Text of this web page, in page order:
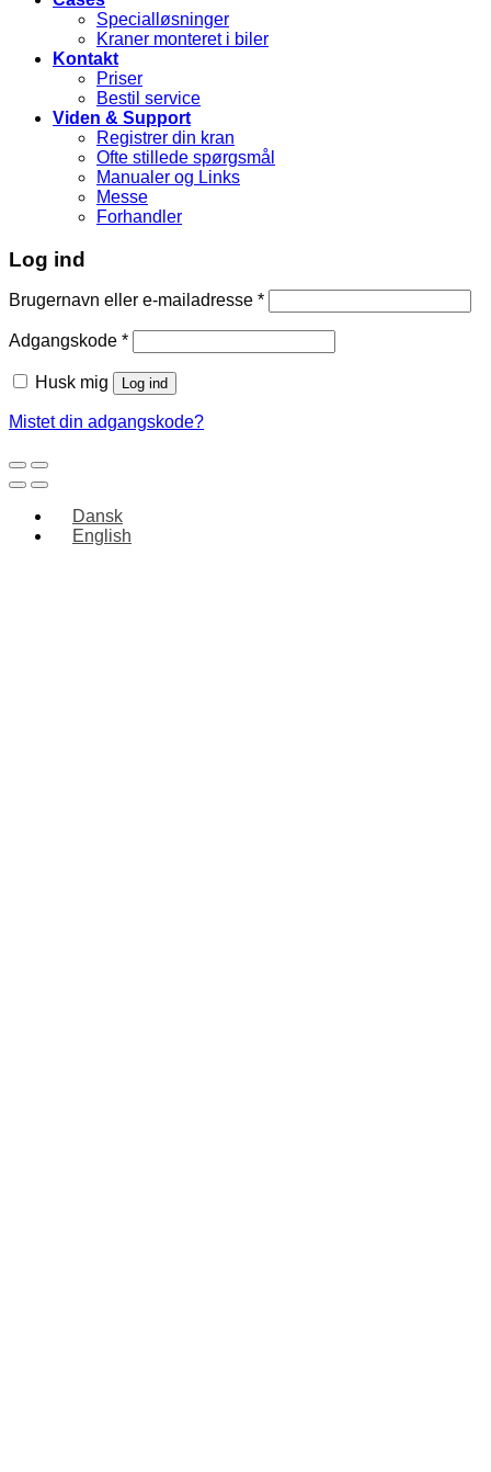
Specialløsninger
Kraner monteret i biler
Kontakt
Priser
Bestil service
Viden & Support
Registrer din kran
Ofte stillede spørgsmål
Manualer og Links
Messe
Forhandler
Log ind
Brugernavn eller e-mailadresse *
Adgangskode *
Husk mig Log ind
Mistet din adgangskode?
Dansk
English